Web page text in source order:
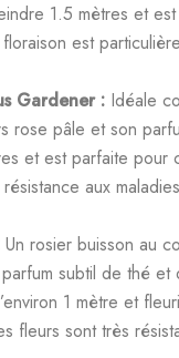
1.5 mètres et
est
Gardener : Idéale
rose pâle et son
et est parfaite pour
aux
Un rosier buisson au
subtil de thé et
1 mètre et
fleurs sont très